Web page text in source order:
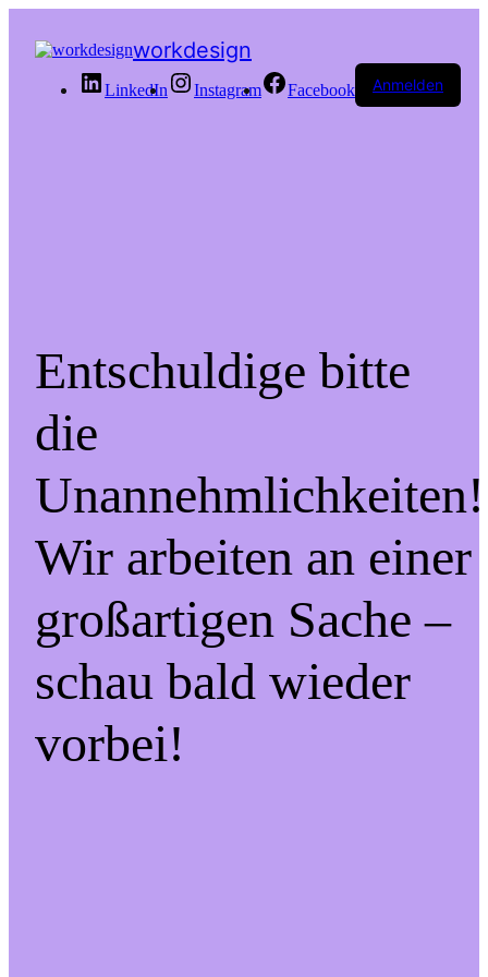
workdesign
LinkedIn Instagram Facebook Anmelden
Entschuldige bitte
die
Unannehmlichkeiten!
Wir arbeiten an einer
großartigen Sache –
schau bald wieder
vorbei!